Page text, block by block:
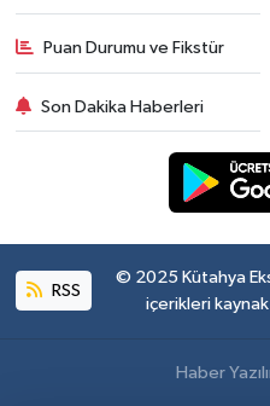
Puan Durumu ve Fikstür
Son Dakika Haberleri
RSS
© 2025 Kütahya
içerikleri
Haber